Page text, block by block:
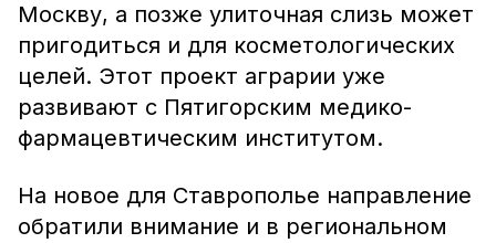
Москву, а позже улиточная слизь может
пригодиться и для косметологических
целей. Этот проект аграрии уже
развивают с Пятигорским медико-
фармацевтическим институтом.
На новое для Ставрополье направление
обратили внимание и в региональном